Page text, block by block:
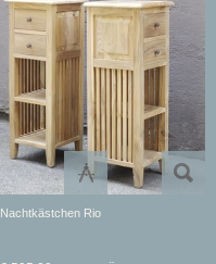
Nachtkästchen Rio